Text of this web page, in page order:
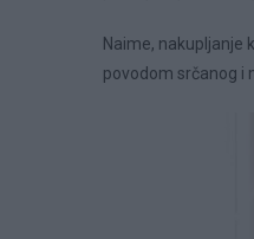
Naime,
povodom srčanog i